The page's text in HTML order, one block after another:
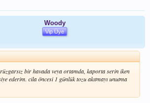
Woody
Vip Üye
bir havada veya ortamda, kaporta serin iken
ederim. cila öncesi 1 günlük tozu akıtmayı unutma